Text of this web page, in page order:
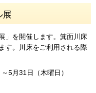
展
」を開催します。箕面川床
す。川床をご利用される際
5月31日（木曜日）